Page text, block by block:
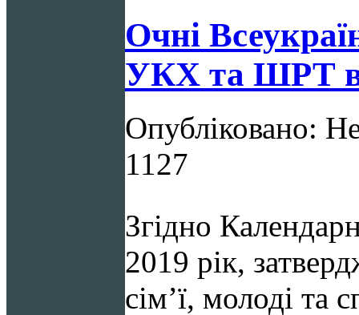
Очні
УКХ та ШРТ в
Опубліковано:
1127
Згідно
2019 рік,
сім’ї, молоді та